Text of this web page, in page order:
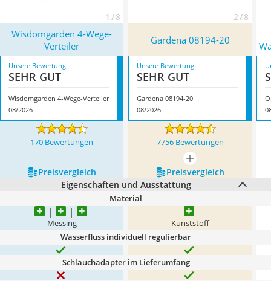
1 / 8 2 / 8
Wisdomgarden 4-Wege-
Verteiler
Gardena 08194-20
Unsere Bewertung
SEHR GUT
Wisdomgarden 4-Wege-Verteiler
08/2026
Unsere Bewertung
SEHR GUT
Gardena 08194-20
08/2026
170 Bewertungen 7756 Bewertungen
mehr anzeigen
Preis­vergleich
Preis­vergleich
Eigenschaften und Ausstattung
Material
Messing Kunststoff
Wasserfluss individuell regulierbar
Schlauchadapter im Lieferumfang